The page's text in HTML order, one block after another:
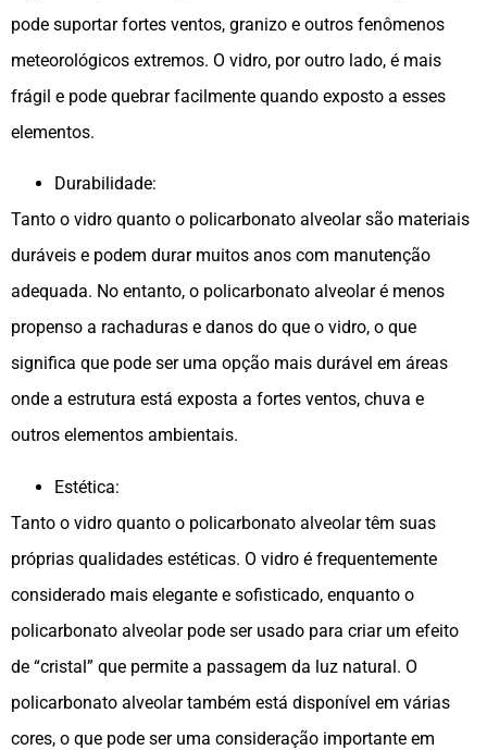
pode suportar fortes ventos, granizo e outros fenômenos
meteorológicos extremos. O vidro, por outro lado, é mais
frágil e pode quebrar facilmente quando exposto a esses
elementos.
Durabilidade:
Tanto o vidro quanto o policarbonato alveolar são materiais
duráveis ​​e podem durar muitos anos com manutenção
adequada. No entanto, o policarbonato alveolar é menos
propenso a rachaduras e danos do que o vidro, o que
significa que pode ser uma opção mais durável em áreas
onde a estrutura está exposta a fortes ventos, chuva e
outros elementos ambientais.
Estética:
Tanto o vidro quanto o policarbonato alveolar têm suas
próprias qualidades estéticas. O vidro é frequentemente
considerado mais elegante e sofisticado, enquanto o
policarbonato alveolar pode ser usado para criar um efeito
de “cristal” que permite a passagem da luz natural. O
policarbonato alveolar também está disponível em várias
cores, o que pode ser uma consideração importante em